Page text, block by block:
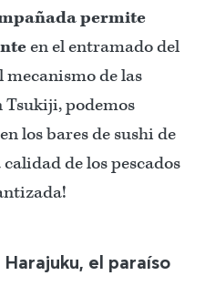
permite
en el entramado del
de las
Tsukiji, podemos
los bares de sushi de
de los pescados
el paraíso